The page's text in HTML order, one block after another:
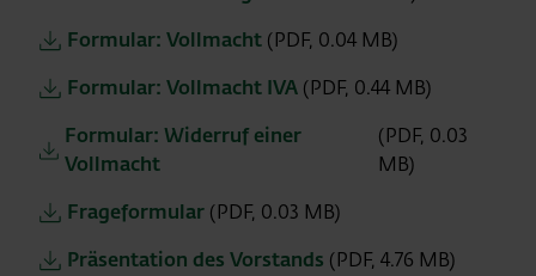
Formular: Vollmacht (PDF, 0.04 MB)
Formular: Vollmacht IVA (PDF, 0.44 MB)
Formular: Widerruf einer
Vollmacht
(PDF, 0.03
MB)
Frageformular (PDF, 0.03 MB)
Präsentation des Vorstands (PDF, 4.76 MB)